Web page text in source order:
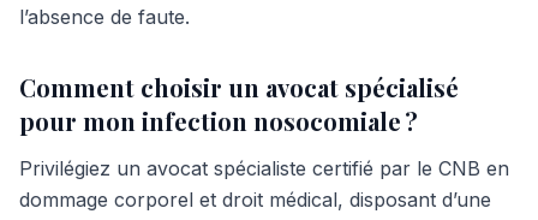
l’absence de faute.
Comment choisir un avocat spécialisé
pour mon infection nosocomiale ?
Privilégiez un avocat spécialiste certifié par le CNB en
dommage corporel et droit médical, disposant d’une